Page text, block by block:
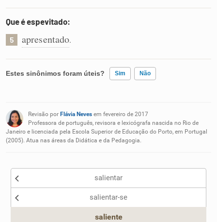
Que é espevitado:
5 apresentado.
Estes sinônimos foram úteis? Sim Não
Nenhum dos sinônimos apresentados me ajudou
Outro
Revisão por Flávia Neves em fevereiro de 2017
Professora de português, revisora e lexicógrafa nascida no Rio de
Janeiro e licenciada pela Escola Superior de Educação do Porto, em Portugal
(2005). Atua nas áreas da Didática e da Pedagogia.
salientar
salientar-se
saliente